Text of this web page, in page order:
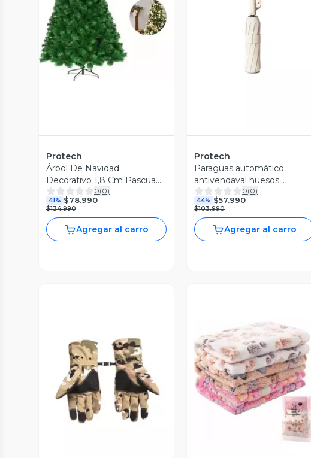
Vista Previa
Protech
Árbol De Navidad
Decorativo 1,8 Cm Pascua
Con Soporte Verde
0(0)
41% $78.990
$134.990
Agregar al carro
Vista Previa
Protech
Paraguas automático
antivendaval huesos
colgable beige
0(0)
44% $57.990
$103.990
Agregar al carro
Vista Previa Vista Previa